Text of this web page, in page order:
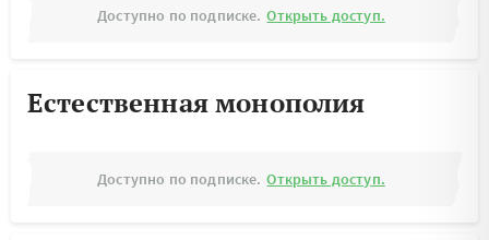
Доступно по подписке. Открыть доступ.
Естественная монополия
Доступно по подписке. Открыть доступ.